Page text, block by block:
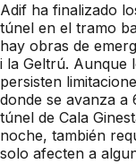
Adif ha finalizado
túnel en el tramo
hay obras de
i la Geltrú. Aunque
persisten
donde se avanza
túnel de Cala
noche, también
solo afecten a